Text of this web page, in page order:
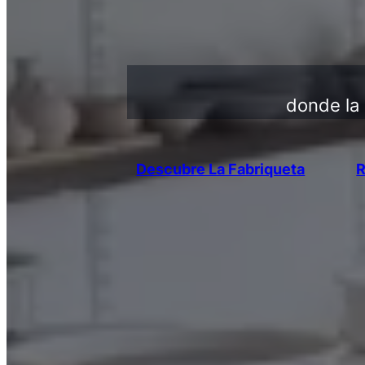
donde la
Descubre La Fabriqueta